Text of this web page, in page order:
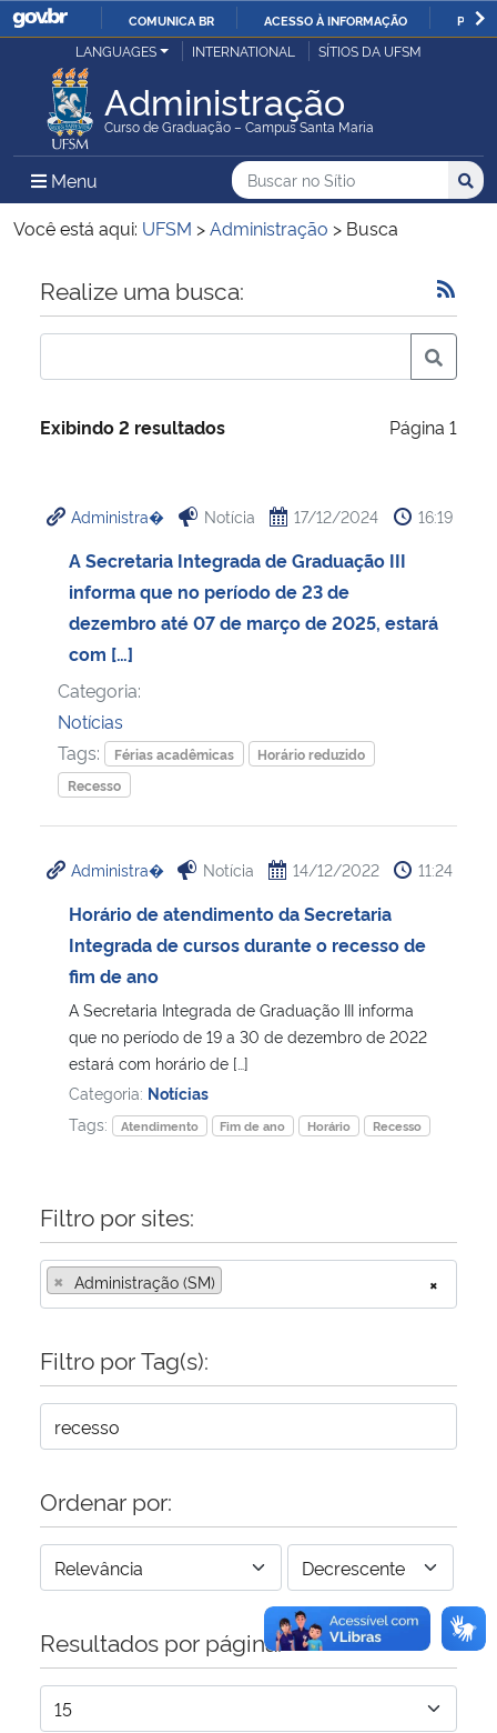
IR
O
COMUNICA BR ACESSO À INFORMAÇÃO
Ministério da Justiça e Segurança Pública
Ministério da Defesa
Ministério das Relações Exteriores
Ministério da Economia
Ministério da Infraestrutura
Ministério da Cidadania
Ministério de Minas e Energia
Ministério da Ciência, Tecnologia, Inovações e Comunicações
Ministério do Meio Ambiente
Ministério do Desenvolvimento Regional
Ministério da Mulher, da Família e dos Direitos Humanos
Secretaria-Geral
Secretaria de Governo
Advocacia-Geral da União
Banco Central do Brasil
LANGUAGES INTERNATIONAL SÍTIOS DA UFSM
Administração
Curso de Graduação – Campus Santa Maria
Menu Menu Principal do Sítio
Busca
Buscar no no Sítio
Busca:
Você está aqui: UFSM >Administração > Busca
Início do conteúdo
Realize uma busca:
Exibindo 2 resultados Página 1
Administra� Notícia 17/12/2024 16:19
A Secretaria Integrada de Graduação III
informa que no período de 23 de
dezembro até 07 de março de 2025, estará
com […]
Categoria:
Notícias
Tags:
Férias acadêmicas
Horário reduzido
Recesso
Administra� Notícia 14/12/2022 11:24
Horário de atendimento da Secretaria
Integrada de cursos durante o recesso de
fim de ano
A Secretaria Integrada de Graduação III informa
que no período de 19 a 30 de dezembro de 2022
estará com horário de […]
Categoria: Notícias
Tags:
Atendimento Fim de ano Horário Recesso
Filtro por sites:
×
× Administração (SM)
Filtro por Tag(s):
Ordenar por:
Resultados por página: